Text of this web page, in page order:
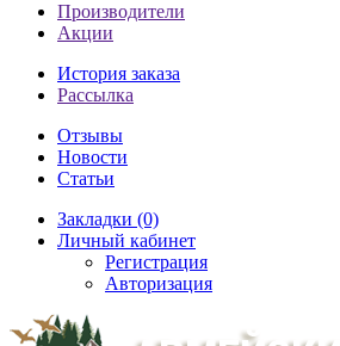
Производители
Акции
История заказа
Рассылка
Отзывы
Новости
Статьи
Закладки (0)
Личный кабинет
Регистрация
Авторизация